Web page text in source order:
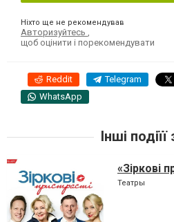
Ніхто ще не рекомендував
Авторизуйтесь
щоб оцінити і порекомендувати
Reddit Telegram
WhatsApp
Інші
«Зіркові
Театры